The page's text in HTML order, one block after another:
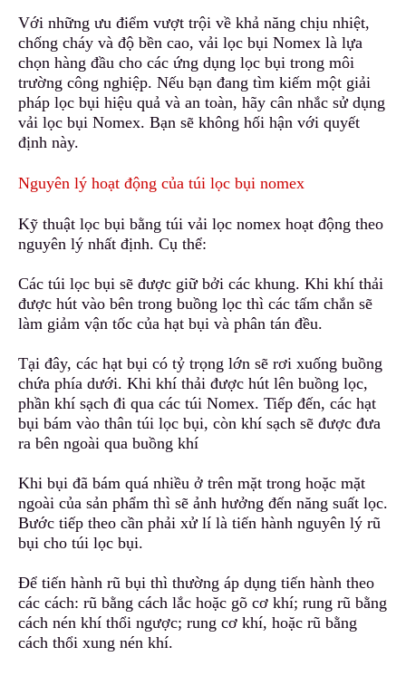
Với những ưu điểm vượt trội về khả năng chịu nhiệt,
chống cháy và độ bền cao, vải lọc bụi Nomex là lựa
chọn hàng đầu cho các ứng dụng lọc bụi trong môi
trường công nghiệp. Nếu bạn đang tìm kiếm một giải
pháp lọc bụi hiệu quả và an toàn, hãy cân nhắc sử dụng
vải lọc bụi Nomex. Bạn sẽ không hối hận với quyết
định này.
Nguyên lý hoạt động của túi lọc bụi nomex
Kỹ thuật lọc bụi bằng túi vải lọc nomex hoạt động theo
nguyên lý nhất định. Cụ thể:
Các túi lọc bụi sẽ được giữ bởi các khung. Khi khí thải
được hút vào bên trong buồng lọc thì các tấm chắn sẽ
làm giảm vận tốc của hạt bụi và phân tán đều.
Tại đây, các hạt bụi có tỷ trọng lớn sẽ rơi xuống buồng
chứa phía dưới. Khi khí thải được hút lên buồng lọc,
phần khí sạch đi qua các túi Nomex. Tiếp đến, các hạt
bụi bám vào thân túi lọc bụi, còn khí sạch sẽ được đưa
ra bên ngoài qua buồng khí
Khi bụi đã bám quá nhiều ở trên mặt trong hoặc mặt
ngoài của sản phẩm thì sẽ ảnh hưởng đến năng suất lọc.
Bước tiếp theo cần phải xử lí là tiến hành nguyên lý rũ
bụi cho túi lọc bụi.
Để tiến hành rũ bụi thì thường áp dụng tiến hành theo
các cách: rũ bằng cách lắc hoặc gõ cơ khí; rung rũ bằng
cách nén khí thổi ngược; rung cơ khí, hoặc rũ bằng
cách thổi xung nén khí.